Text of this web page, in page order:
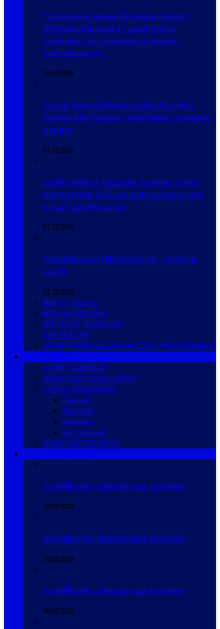
“Сизларга нима бўлдики, Аллоҳ
йўлида (жиҳодга) чиқинглар,
дейилса, ўз ерингизга (яъни,
юртингизга) ...
23.03.2025
Усули фиқҳ бўйича олим Ато ибн
Халил Абу Рашта: Ҳизбнинг ҳозирги
амири
07.12.2016
Шайх Абдул Қаддим Заллум: Ҳизб
қиёдатида ўз ўтмишдошининг энг
яхши ўринбосари
07.12.2016
Тақийюддин Набаҳоний… Асосчи
шайх
07.12.2016
Ҳизб ут-Таҳрир
ҲИЗБ АМИРЛАРИ
МАТБУОТ БАЁНОТИ
ВАРАҚАЛАР
ХАЛИФАЛИК ДАВЛАТИ ДУСТУРИ ЛОЙИҲАСИ
АМИР САҲИФАСИ
АМИР МУРОЖААТЛАРИ
САВОЛ-ЖАВОБЛАР
Сиёсий
Фиқҳий
Фикрий
Иқтисодий
АМИР КИТОБЛАРИ
Халифалик Давлатида моллар
10.03.2023
Халифалик Давлатида моллар
20.02.2023
Халифалик Давлатида моллар
06.02.2023